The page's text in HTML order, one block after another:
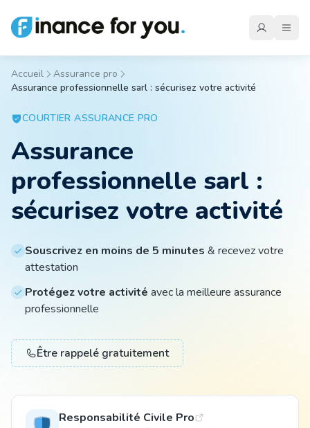
Mutuelle
Moto
Habitation
Animal
Accueil
Assurance pro
Assurance professionnelle sarl : sécurisez votre activité
COURTIERASSURANCE PRO
Assurance
professionnelle sarl :
sécurisez votre activité
Souscrivez en moins de 5 minutes & recevez votre
attestation
Protégez votre activité avec la meilleure assurance
professionnelle
Être rappelé gratuitement
Responsabilité Civile Pro